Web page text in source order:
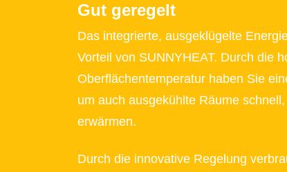
Gut geregelt
Das integrierte, ausgeklügelte
Vorteil von SUNNYHEAT. Durch die
Oberflächentemperatur haben Sie
um auch ausgekühlte Räume
erwärmen.
Durch die innovative Regelung